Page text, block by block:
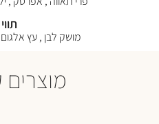
מושק לבן , עץ
מוצרים